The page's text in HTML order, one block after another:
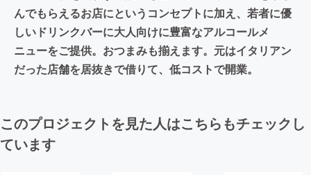
んでもらえるお店にというコンセプトに加え、若者に優
しいドリンクバーに大人向けに豊富なアルコールメ
ニューをご提供。おつまみも揃えます。元はイタリアン
だった店舗を居抜きで借りて、低コストで開業。
このプロジェクトを見た人はこちらもチェックし
ています